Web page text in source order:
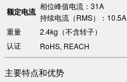
​额定电流​
相位峰值电流：31A
持续电流（RMS）：10.5A
重量
2.4kg（不含转子）
认证
RoHS, REACH
主要特点和优势